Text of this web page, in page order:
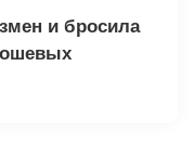
и бросила